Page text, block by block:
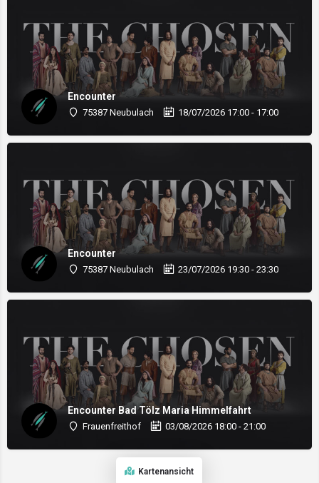
Encounter
75387 Neubulach 18/07/2026 17:00 - 17:00
Encounter
75387 Neubulach 23/07/2026 19:30 - 23:30
Encounter Bad Tölz Maria Himmelfahrt
Frauenfreithof 03/08/2026 18:00 - 21:00
Kartenansicht